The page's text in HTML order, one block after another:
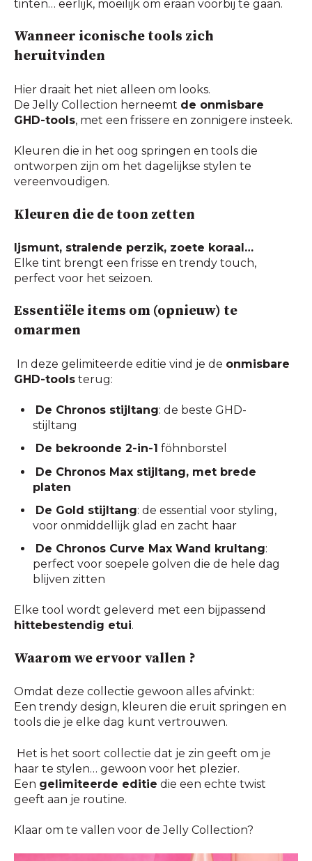
tinten… eerlijk, moeilijk om eraan voorbij te gaan.
Wanneer iconische tools zich
heruitvinden
Hier draait het niet alleen om looks.
De Jelly Collection herneemt de onmisbare
GHD-tools, met een frissere en zonnigere insteek.
Kleuren die in het oog springen en tools die
ontworpen zijn om het dagelijkse stylen te
vereenvoudigen.
Kleuren die de toon zetten
Ijsmunt, stralende perzik, zoete koraal…
Elke tint brengt een frisse en trendy touch,
perfect voor het seizoen.
Essentiële items om (opnieuw) te
omarmen
In deze gelimiteerde editie vind je de onmisbare
GHD-tools terug:
De Chronos stijltang: de beste GHD-
stijltang
De bekroonde 2-in-1 föhnborstel
De Chronos Max stijltang, met brede
platen
De Gold stijltang: de essential voor styling,
voor onmiddellijk glad en zacht haar
De Chronos Curve Max Wand krultang:
perfect voor soepele golven die de hele dag
blijven zitten
Elke tool wordt geleverd met een bijpassend
hittebestendig etui.
Waarom we ervoor vallen ?
Omdat deze collectie gewoon alles afvinkt:
Een trendy design, kleuren die eruit springen en
tools die je elke dag kunt vertrouwen.
Het is het soort collectie dat je zin geeft om je
haar te stylen… gewoon voor het plezier.
Een gelimiteerde editie die een echte twist
geeft aan je routine.
Klaar om te vallen voor de Jelly Collection?